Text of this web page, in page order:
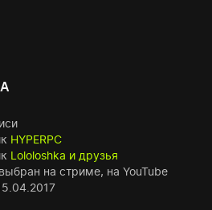
HYPERPC
Lololoshka и друзья
на стриме, на YouTube